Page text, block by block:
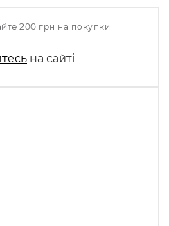
200 грн на покупки
на сайті